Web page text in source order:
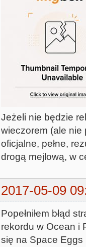
Jeżeli nie będzie
wieczorem (ale nie
oficjalne, pełne,
drogą mejlową, w
2017-05-09
Popełniłem błąd
rekordu w Ocean i
się na Space Eggs